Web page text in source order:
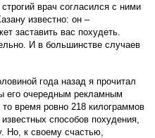
врач согласился с ними
известно: он –
заставить вас похудеть.
И в большинстве случаев
года назад я прочитал
его очередным рекламным
время ровно 218 килограммов
способов похудения,
Но, к своему счастью,